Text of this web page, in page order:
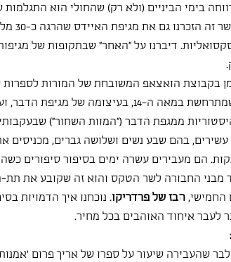
בימי הביניים (ולא רק) שהחולי הוא
לקוי,
דיברנו על "האחר" שבתקופות של
בקבוצת הואצאפ המשובחת של המורות לספרות
של ג'ובאני בוקאצ'ו שמתרחשת במאה ה-14, בעיצומה של
ממגפת הדבר ("המוות השחור")
בהם שבע נשים ושלושה גברים, מכניסים
הם מעבירים עשרה ימים בסיפור סיפורים
החבורה לשר הטקס והוא זה שקובע את תת-
החמישי, הבז של פרדריקו. נוכחנו איך הדמויות
לעבר איחוד האוהבים בכל מחיר.
שהעבירה שיעור על ספרו של אריך פרום